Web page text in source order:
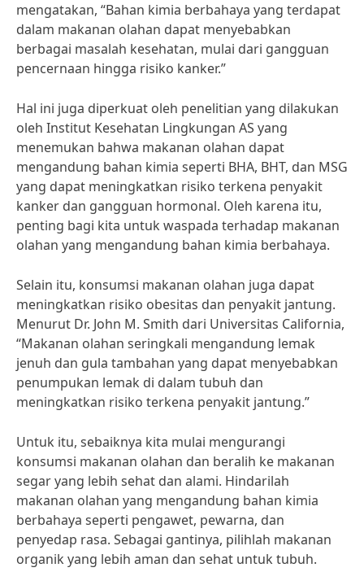
mengatakan, “Bahan kimia berbahaya yang terdapat
dalam makanan olahan dapat menyebabkan
berbagai masalah kesehatan, mulai dari gangguan
pencernaan hingga risiko kanker.”
Hal ini juga diperkuat oleh penelitian yang dilakukan
oleh Institut Kesehatan Lingkungan AS yang
menemukan bahwa makanan olahan dapat
mengandung bahan kimia seperti BHA, BHT, dan MSG
yang dapat meningkatkan risiko terkena penyakit
kanker dan gangguan hormonal. Oleh karena itu,
penting bagi kita untuk waspada terhadap makanan
olahan yang mengandung bahan kimia berbahaya.
Selain itu, konsumsi makanan olahan juga dapat
meningkatkan risiko obesitas dan penyakit jantung.
Menurut Dr. John M. Smith dari Universitas California,
“Makanan olahan seringkali mengandung lemak
jenuh dan gula tambahan yang dapat menyebabkan
penumpukan lemak di dalam tubuh dan
meningkatkan risiko terkena penyakit jantung.”
Untuk itu, sebaiknya kita mulai mengurangi
konsumsi makanan olahan dan beralih ke makanan
segar yang lebih sehat dan alami. Hindarilah
makanan olahan yang mengandung bahan kimia
berbahaya seperti pengawet, pewarna, dan
penyedap rasa. Sebagai gantinya, pilihlah makanan
organik yang lebih aman dan sehat untuk tubuh.